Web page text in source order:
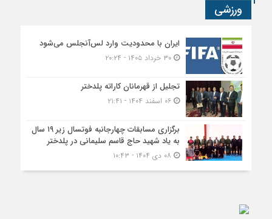
ورزشی
ایران با محدودیت وارد لس‌آنجلس می‌شود
۳۰ خرداد ۱۴۰۵ - ۲۰:۲۴
تجلیل از قهرمانان کاراته پلدختر
۰۶ اسفند ۱۴۰۴ - ۲۱:۴۱
برگزاری مسابقات چهارجانبه فوتسال زیر ۱۹ سال
به یاد شهید حاج قاسم سلیمانی در پلدختر